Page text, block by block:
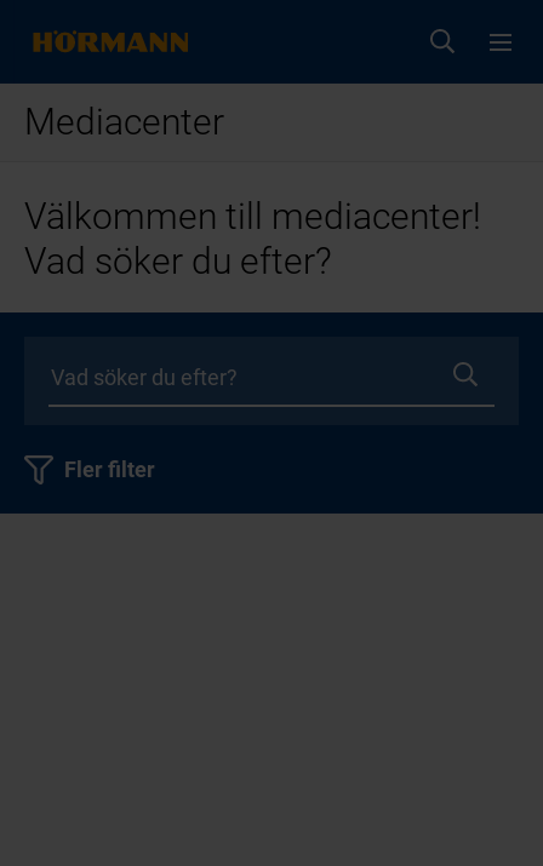
Mediacenter
Välkommen till mediacenter!
Vad söker du efter?
Fler filter